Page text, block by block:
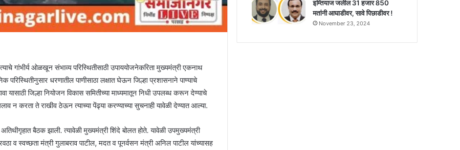
गांभीर्य ओळखून संभाव्य परिस्थितीसाठी उपाययोजनेकरिता मुख्यमंत्री एकनाथ
धरणातील पाणीसाठा लक्षात घेऊन जिल्हा प्रशासनाने पाण्याचे
यासाठी जिल्हा नियोजन विकास समितीच्या माध्यमातून निधी उपलब्ध करून देण्याचे
न करता ते राखीव ठेऊन त्याच्या पेंढ्या करण्याच्या सुचनाही यावेळी देण्यात आल्या.
अतिथीगृहात बैठक झाली. त्यावेळी मुख्यमंत्री शिंदे बोलत होते. यावेळी उपमुख्यमंत्री
व स्वच्छता मंत्री गुलाबराव पाटील, मदत व पूनर्वसन मंत्री अनिल पाटील यांच्यासह
इम्तियाज जलील 31 हजार 850
मतांनी आघाडीवर, सावे पिछाडीवर !
November 23, 2024